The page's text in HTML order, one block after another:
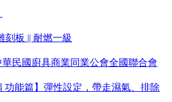
刻板 || 耐燃一級
民國廚具商業同業公會全國聯合會
功能篇】彈性設定，帶走濕氣、排除